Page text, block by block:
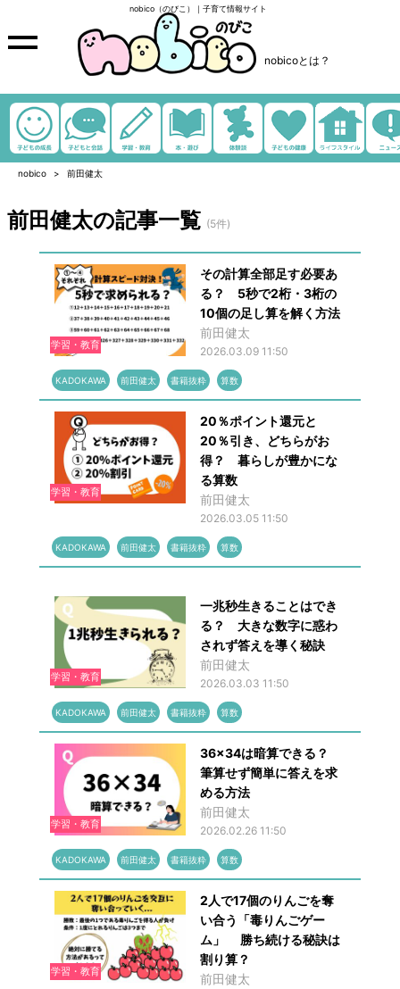
nobico（のびこ）｜子育て情報サイト
nobicoとは？
nobico 前田健太
前田健太の記事一覧 (5件)
学習・教育
その計算全部足す必要あ
る？ 5秒で2桁・3桁の
10個の足し算を解く方法
前田健太
2026.03.09 11:50
KADOKAWA 前田健太 書籍抜粋 算数
学習・教育
20％ポイント還元と
20％引き、どちらがお
得？ 暮らしが豊かにな
る算数
前田健太
2026.03.05 11:50
KADOKAWA 前田健太 書籍抜粋 算数
学習・教育
一兆秒生きることはでき
る？ 大きな数字に惑わ
されず答えを導く秘訣
前田健太
2026.03.03 11:50
KADOKAWA 前田健太 書籍抜粋 算数
学習・教育
36×34は暗算できる？
筆算せず簡単に答えを求
める方法
前田健太
2026.02.26 11:50
KADOKAWA 前田健太 書籍抜粋 算数
学習・教育
2人で17個のりんごを奪
い合う「毒りんごゲー
ム」 勝ち続ける秘訣は
割り算？
前田健太